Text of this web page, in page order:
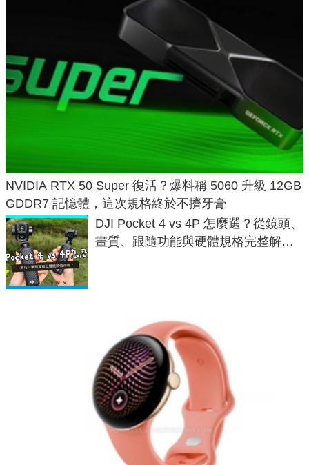
NVIDIA RTX 50 Super 復活？爆料稱 5060 升級 12GB
GDDR7 記憶體，這次規格終於不擠牙膏
DJI Pocket 4 vs 4P 怎麼選？從鏡頭、
畫質、跟隨功能與硬體規格完整解